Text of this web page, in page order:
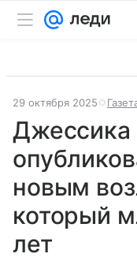
29 октября 2025
Джессика
новым
который
лет